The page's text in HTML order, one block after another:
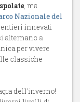
, ma
Nazionale del
innevati
alternano a
per vivere
classiche
dell'inverno!